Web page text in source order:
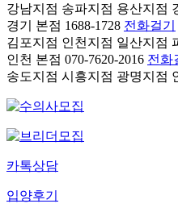
강남지점 송파지점 용산지점
경기 본점 1688-1728 전화걸기
김포지점 인천지점 일산지점
인천 본점 070-7620-2016 전화
송도지점 시흥지점 광명지점
카톡상담
입양후기